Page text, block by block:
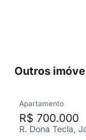
Outros
Apartamento
R$ 700.000